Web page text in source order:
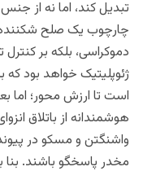
تبدیل کند، اما نه از
چارچوب یک صلح شکننده.
دموکراسی، بلکه بر
ژئوپلیتیک خواهد بود
است تا ارزش محور؛ اما
هوشمندانه از باتلاق
واشنگتن و مسکو در
مخدر پاسخگو باشند. بنا